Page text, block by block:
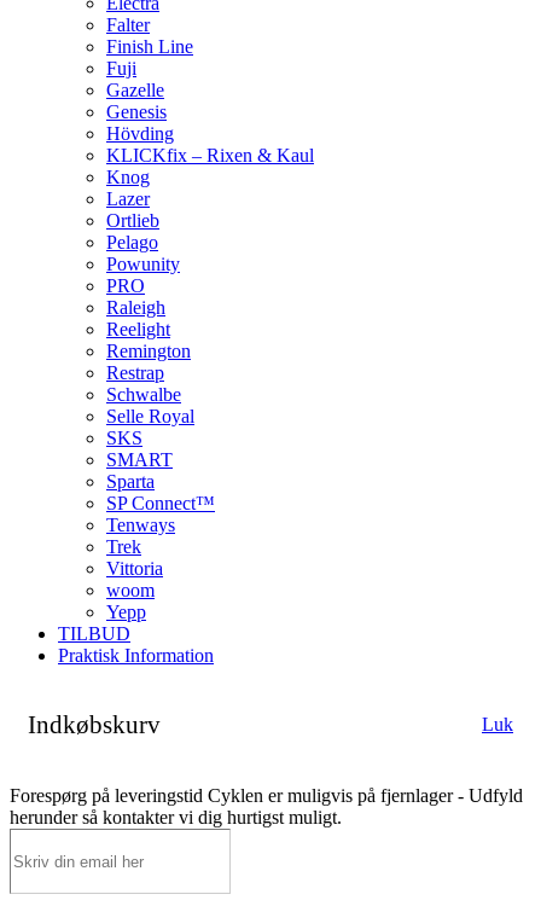
Falter
Finish Line
Fuji
Gazelle
Genesis
Hövding
KLICKfix – Rixen & Kaul
Knog
Lazer
Ortlieb
Pelago
Powunity
PRO
Raleigh
Reelight
Remington
Restrap
Schwalbe
Selle Royal
SKS
SMART
Sparta
SP Connect™
Tenways
Trek
Vittoria
woom
Yepp
TILBUD
Praktisk Information
Indkøbskurv Luk
Forespørg på leveringstid Cyklen er muligvis på fjernlager - Udfyld
herunder så kontakter vi dig hurtigst muligt.